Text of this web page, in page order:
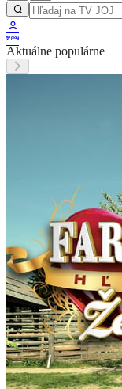
Aktuálne populárne